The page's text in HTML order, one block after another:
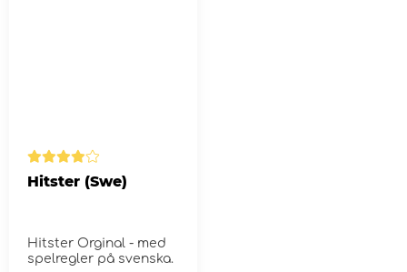
Hitster (Swe)
Hitster Orginal - med
spelregler på svenska.